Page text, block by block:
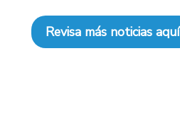
Revisa más noticias aquí